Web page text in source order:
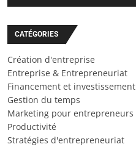
CATÉGORIES
Création d'entreprise
Entreprise & Entrepreneuriat
Financement et investissement
Gestion du temps
Marketing pour entrepreneurs
Productivité
Stratégies d'entrepreneuriat